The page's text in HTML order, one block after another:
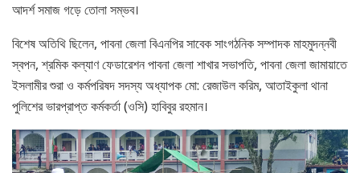
আদর্শ সমাজ গড়ে তোলা সম্ভব।
বিশেষ অতিথি ছিলেন, পাবনা জেলা বিএনপির সাবেক সাংগঠনিক সম্পাদক মাহমুদন্নবী
স্বপন, শ্রমিক কল্যাণ ফেডারেশন পাবনা জেলা শাখার সভাপতি, পাবনা জেলা জামায়াতে
ইসলামীর শুরা ও কর্মপরিষদ সদস্য অধ্যাপক মো: রেজাউল করিম, আতাইকুলা থানা
পুলিশের ভারপ্রাপ্ত কর্মকর্তা (ওসি) হাবিবুর রহমান।